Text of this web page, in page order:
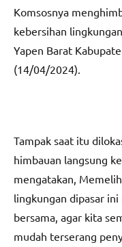
Komsosnya
kebersihan
Yapen Barat
(14/04/2024).
Tampak saat itu
himbauan langsung
mengatakan,
lingkungan dipasar
bersama, agar kita
mudah terserang